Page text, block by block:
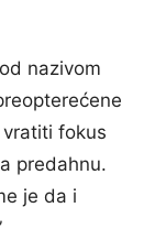
nazivom
vratiti fokus
predahnu.
je da i